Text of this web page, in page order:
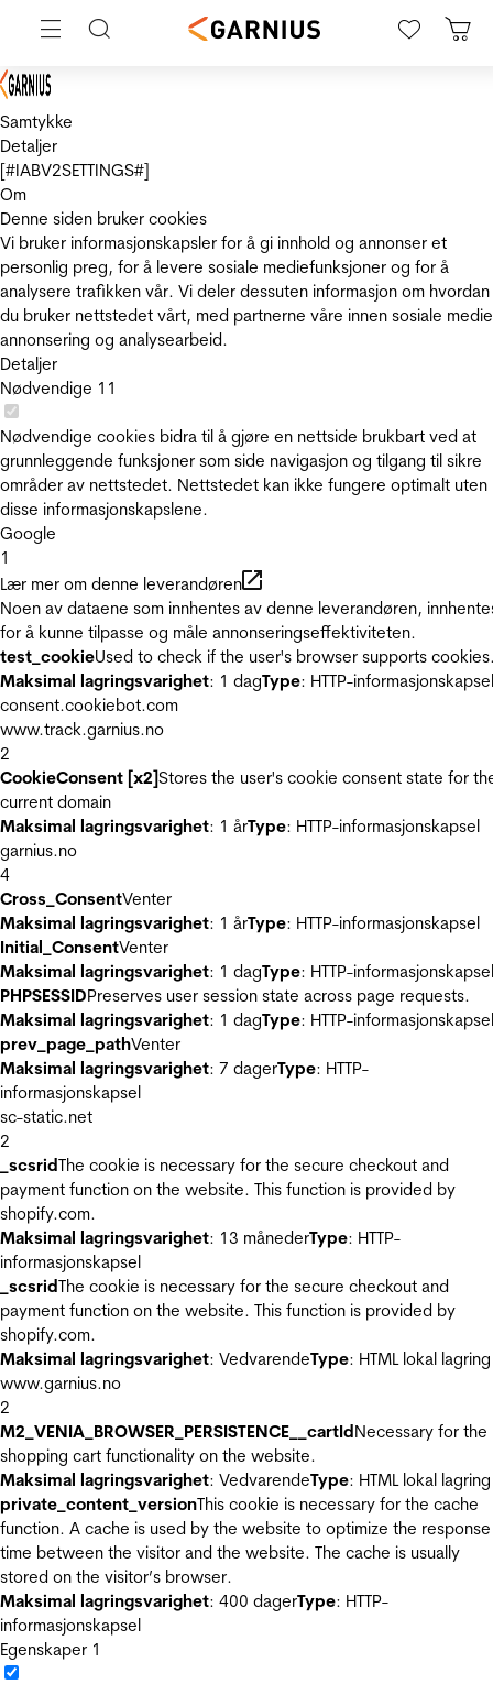
Samtykke
Detaljer
[#IABV2SETTINGS#]
Om
Denne siden bruker cookies
Vi bruker informasjonskapsler for å gi innhold og annonser et
personlig preg, for å levere sosiale mediefunksjoner og for å
analysere trafikken vår. Vi deler dessuten informasjon om hvordan
du bruker nettstedet vårt, med partnerne våre innen sosiale
annonsering og analysearbeid.
Detaljer
Nødvendige 11
Nødvendige cookies bidra til å gjøre en nettside brukbart ved at
grunnleggende funksjoner som side navigasjon og tilgang til sikre
områder av nettstedet. Nettstedet kan ikke fungere optimalt uten
disse informasjonskapslene.
Google
1
Lær mer om denne leverandøren
Noen av dataene som innhentes av denne leverandøren,
for å kunne tilpasse og måle annonseringseffektiviteten.
test_cookieUsed to check if the user's browser supports
Maksimal lagringsvarighet: 1 dagType: HTTP-informasjonskapsel
consent.cookiebot.com
www.track.garnius.no
2
CookieConsent [x2]Stores the user's cookie consent state for
current domain
Maksimal lagringsvarighet: 1 årType: HTTP-informasjonskapsel
garnius.no
4
Cross_ConsentVenter
Maksimal lagringsvarighet: 1 årType: HTTP-informasjonskapsel
Initial_ConsentVenter
Maksimal lagringsvarighet: 1 dagType: HTTP-informasjonskapsel
PHPSESSIDPreserves user session state across page requests.
Maksimal lagringsvarighet: 1 dagType: HTTP-informasjonskapsel
prev_page_pathVenter
Maksimal lagringsvarighet: 7 dagerType: HTTP-
informasjonskapsel
sc-static.net
2
_scsridThe cookie is necessary for the secure checkout and
payment function on the website. This function is provided by
shopify.com.
Maksimal lagringsvarighet: 13 månederType: HTTP-
informasjonskapsel
_scsridThe cookie is necessary for the secure checkout and
payment function on the website. This function is provided by
shopify.com.
Maksimal lagringsvarighet: VedvarendeType: HTML lokal lagring
www.garnius.no
2
M2_VENIA_BROWSER_PERSISTENCE__cartIdNecessary for the
shopping cart functionality on the website.
Maksimal lagringsvarighet: VedvarendeType: HTML lokal lagring
private_content_versionThis cookie is necessary for the cache
function. A cache is used by the website to optimize the response
time between the visitor and the website. The cache is usually
stored on the visitor’s browser.
Maksimal lagringsvarighet: 400 dagerType: HTTP-
informasjonskapsel
Egenskaper 1